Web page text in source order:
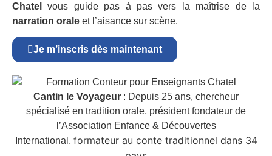
Chatel
vous guide pas à pas vers la maîtrise de la
narration orale et l’aisance sur scène.
Je m’inscris dès maintenant
Cantin le Voyageur : Depuis 25 ans, chercheur
spécialisé en tradition orale, président fondateur de
l’Association Enfance & Découvertes
International, formateur au conte traditionnel dans 34